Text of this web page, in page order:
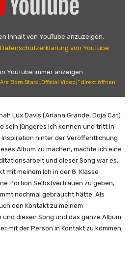
Inhalt von YouTube anzuzeigen.
Datenschutzerklärung von YouTube.
YouTube immer anzeigen
Born Stars [Official Video]“ direkt öffnen
Lux Davis (Ariana Grande, Doja Cat)
sein jüngeres Ich kennen und tritt in
Inspiration hinter der Veröffentlichung
Album zu machen, machte ich eine
und dieser Song war es,
mit meinem Ich in der 8. Klasse
Portion Selbstvertrauen zu geben,
nochmal gebraucht hätte. Als
den Kontakt zu meinem
diesen Song und das ganze Album
mit der Person in Kontakt zu kommen,